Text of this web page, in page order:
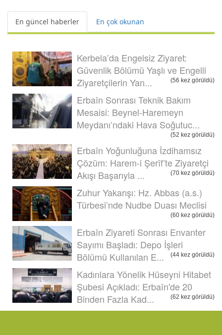
En güncel haberler En çok okunan
Kerbela’da Engelsiz Ziyaret:
Güvenlik Bölümü Yaşlı ve Engelli
Ziyaretçilerin Yan...
(56 kez görüldü)
Erbaîn Sonrası Teknik Bakım
Mesaisi: Beynel-Haremeyn
Meydanı’ndaki Hava Soğutuc...
(52 kez görüldü)
Erbaîn Yoğunluğuna İzdihamsız
Çözüm: Harem-i Şerîf’te Ziyaretçi
Akışı Başarıyla ...
(70 kez görüldü)
Zuhur Yakarışı: Hz. Abbas (a.s.)
Türbesi’nde Nudbe Duası Meclisi
(60 kez görüldü)
Erbaîn Ziyareti Sonrası Envanter
Sayımı Başladı: Depo İşleri
Bölümü Kullanılan E...
(44 kez görüldü)
Kadınlara Yönelik Hüseyni Hitabet
Şubesi Açıkladı: Erbaîn'de 20
Binden Fazla Kad...
(62 kez görüldü)